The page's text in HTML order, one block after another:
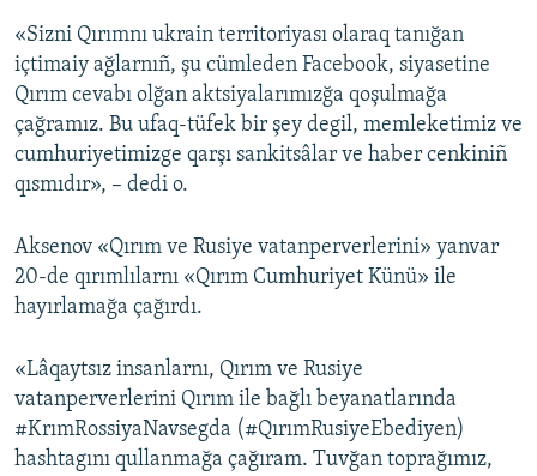
«Sizni Qırımnı ukrain territoriyası olaraq tanığan
içtimaiy ağlarnıñ, şu cümleden Facebook, siyasetine
Qırım cevabı olğan aktsiyalarımızğa qoşulmağa
çağramız. Bu ufaq-tüfek bir şey degil, memleketimiz ve
cumhuriyetimizge qarşı sankitsâlar ve haber cenkiniñ
qısmıdır», – dedi o.
Aksenov «Qırım ve Rusiye vatanperverlerini» yanvar
20-de qırımlılarnı «Qırım Cumhuriyet Künü» ile
hayırlamağa çağırdı.
«Lâqaytsız insanlarnı, Qırım ve Rusiye
vatanperverlerini Qırım ile bağlı beyanatlarında
‪#‎KrımRossiyaNavsegda (#QırımRusiyeEbediyen)
hashtagını qullanmağa çağıram. Tuvğan toprağımız,